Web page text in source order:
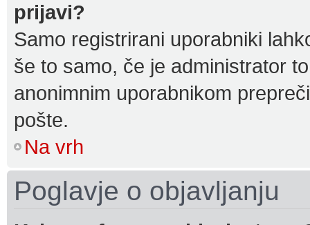
prijavi?
Samo registrirani uporabniki
še to samo, če je administrator
anonimnim uporabnikom
pošte.
Na vrh
Poglavje o objavljanju